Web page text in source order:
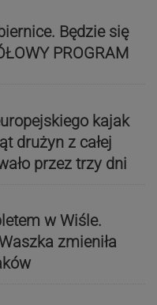
Będzie się
PROGRAM
kajak
drużyn z całej
przez trzy dni
w Wiśle.
zmieniła